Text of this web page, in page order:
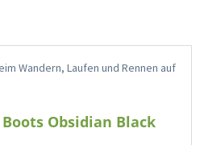
Wandern, Laufen und Rennen auf
Obsidian Black